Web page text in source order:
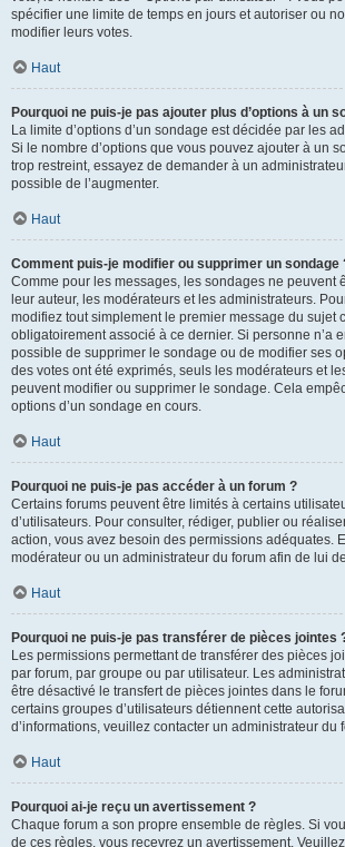
spécifier une limite de temps en jours et autoriser ou
modifier leurs votes.
Haut
Pourquoi ne puis-je pas ajouter plus d’options à un
La limite d’options d’un sondage est décidée par les
Si le nombre d’options que vous pouvez ajouter à un
trop restreint, essayez de demander à un
possible de l’augmenter.
Haut
Comment puis-je modifier ou supprimer un sondage
Comme pour les messages, les sondages ne peuvent
leur auteur, les modérateurs et les administrateurs.
modifiez tout simplement le premier message du sujet
obligatoirement associé à ce dernier. Si personne n’a
possible de supprimer le sondage ou de modifier ses
des votes ont été exprimés, seuls les modérateurs et
peuvent modifier ou supprimer le sondage. Cela
options d’un sondage en cours.
Haut
Pourquoi ne puis-je pas accéder à un forum ?
Certains forums peuvent être limités à certains
d’utilisateurs. Pour consulter, rédiger, publier ou
action, vous avez besoin des permissions adéquates.
modérateur ou un administrateur du forum afin de lui
Haut
Pourquoi ne puis-je pas transférer de pièces jointes
Les permissions permettant de transférer des pièces
par forum, par groupe ou par utilisateur. Les
être désactivé le transfert de pièces jointes dans le
certains groupes d’utilisateurs détiennent cette
d’informations, veuillez contacter un administrateur du
Haut
Pourquoi ai-je reçu un avertissement ?
Chaque forum a son propre ensemble de règles. Si
de ces règles, vous recevrez un avertissement.